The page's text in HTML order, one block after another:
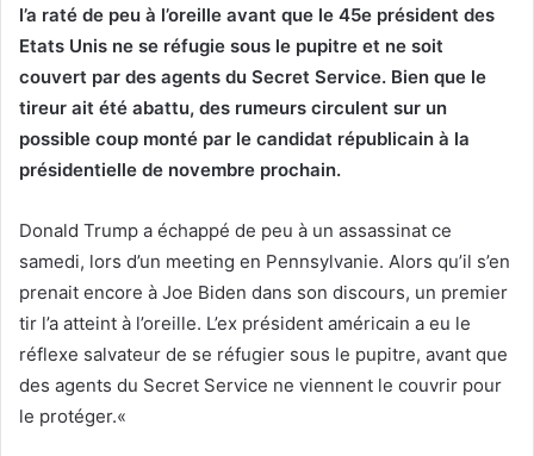
l’a raté de peu à l’oreille avant que le 45e président des
Etats Unis ne se réfugie sous le pupitre et ne soit
couvert par des agents du Secret Service. Bien que le
tireur ait été abattu, des rumeurs circulent sur un
possible coup monté par le candidat républicain à la
présidentielle de novembre prochain.
Donald Trump a échappé de peu à un assassinat ce
samedi, lors d’un meeting en Pennsylvanie. Alors qu’il s’en
prenait encore à Joe Biden dans son discours, un premier
tir l’a atteint à l’oreille. L’ex président américain a eu le
réflexe salvateur de se réfugier sous le pupitre, avant que
des agents du Secret Service ne viennent le couvrir pour
le protéger.«